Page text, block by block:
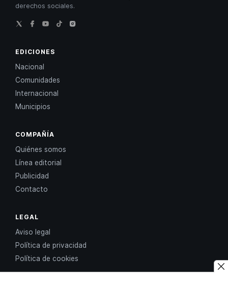
derechos sociales.
EDICIONES
Nacional
Comunidades
Internacional
Municipios
COMPAÑÍA
Quiénes somos
Línea editorial
Publicidad
Contacto
LEGAL
Aviso legal
Política de privacidad
Política de cookies